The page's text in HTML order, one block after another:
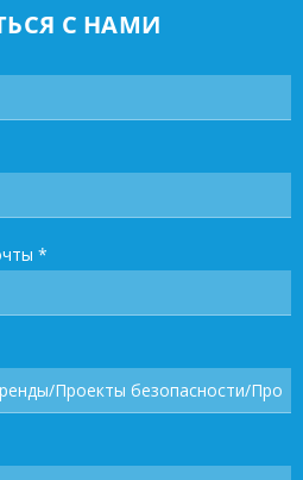
С НАМИ
*